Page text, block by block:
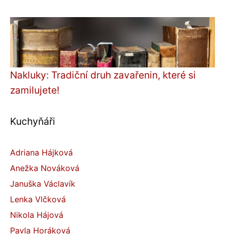
Nakluky: Tradiční druh zavařenin, které si
zamilujete!
Kuchyňáři
Adriana Hájková
Anežka Nováková
Januška Václavík
Lenka Vlčková
Nikola Hájová
Pavla Horáková